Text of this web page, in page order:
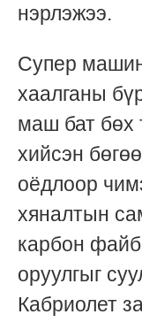
нэрлэжээ.
Супер
хаалганы
маш бат бөх
хийсэн
оёдлоор
хяналтын
карбон
оруулгыг
Кабриолет